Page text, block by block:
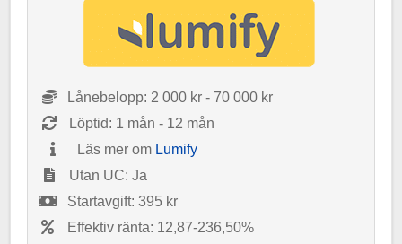
Lånebelopp: 2 000 kr - 70 000 kr
Löptid: 1 mån - 12 mån
Läs mer om Lumify
Utan UC: Ja
Startavgift: 395 kr
Effektiv ränta: 12,87-236,50%